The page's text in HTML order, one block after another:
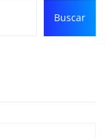
Buscar